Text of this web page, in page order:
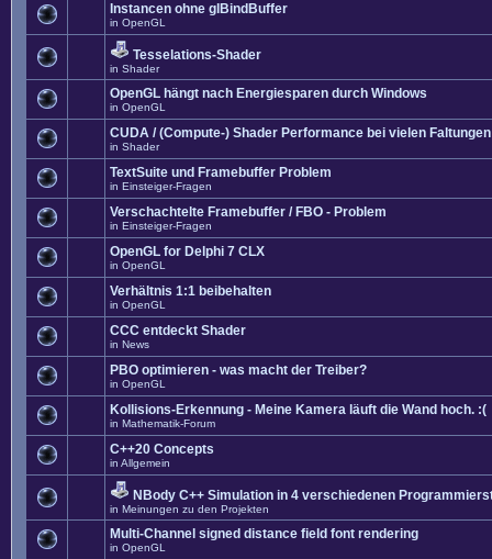
Instancen ohne glBindBuffer
in OpenGL
Tesselations-Shader
in Shader
OpenGL hängt nach Energiesparen durch Windows
in OpenGL
CUDA / (Compute-) Shader Performance bei vielen Faltungen
in Shader
TextSuite und Framebuffer Problem
in Einsteiger-Fragen
Verschachtelte Framebuffer / FBO - Problem
in Einsteiger-Fragen
OpenGL for Delphi 7 CLX
in OpenGL
Verhältnis 1:1 beibehalten
in OpenGL
CCC entdeckt Shader
in News
PBO optimieren - was macht der Treiber?
in OpenGL
Kollisions-Erkennung - Meine Kamera läuft die Wand hoch. :(
in Mathematik-Forum
C++20 Concepts
in Allgemein
NBody C++ Simulation in 4 verschiedenen
in Meinungen zu den Projekten
Multi-Channel signed distance field font rendering
in OpenGL